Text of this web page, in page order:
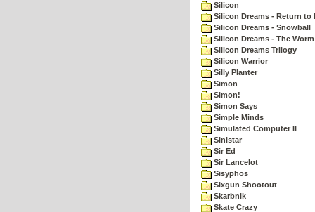
Silicon
Silicon Dreams - Return to
Silicon Dreams - Snowball
Silicon Dreams - The
Silicon Dreams Trilogy
Silicon Warrior
Silly Planter
Simon
Simon!
Simon Says
Simple Minds
Simulated Computer II
Sinistar
Sir Ed
Sir Lancelot
Sisyphos
Sixgun Shootout
Skarbnik
Skate Crazy